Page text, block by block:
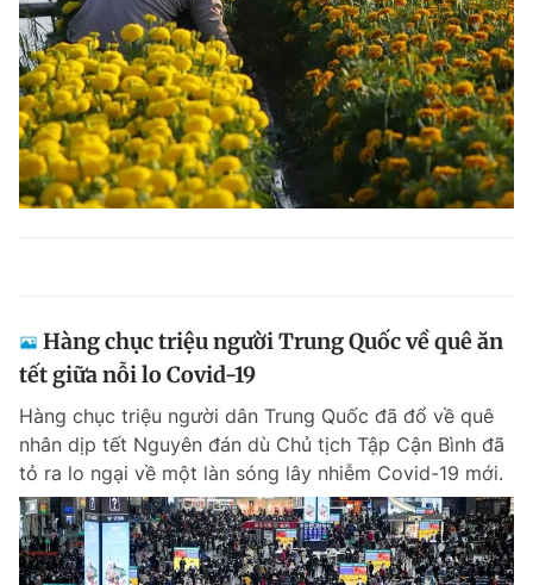
Hàng chục triệu người Trung Quốc về quê ăn
tết giữa nỗi lo Covid-19
Hàng chục triệu người dân Trung Quốc đã đổ về quê
nhân dịp tết Nguyên đán dù Chủ tịch Tập Cận Bình đã
tỏ ra lo ngại về một làn sóng lây nhiễm Covid-19 mới.